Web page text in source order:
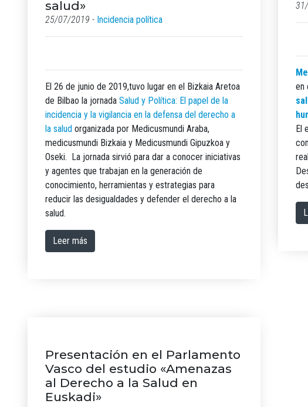
salud»
25/07/2019 - Incidencia política
El 26 de junio de 2019,tuvo lugar en el Bizkaia Aretoa
de Bilbao la jornada Salud y Política: El papel de la
incidencia y la vigilancia en la defensa del derecho a
la salud organizada por Medicusmundi Araba,
medicusmundi Bizkaia y Medicusmundi Gipuzkoa y
Oseki. La jornada sirvió para dar a conocer iniciativas
y agentes que trabajan en la generación de
conocimiento, herramientas y estrategias para
reducir las desigualdades y defender el derecho a la
salud.
Leer más
en
El
Presentación en el Parlamento
Vasco del estudio «Amenazas
al Derecho a la Salud en
Euskadi»